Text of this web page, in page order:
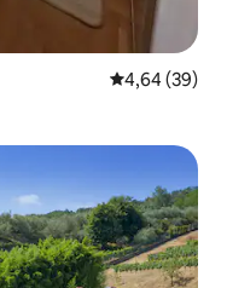
4,64 av 5 i
4,64 (39)